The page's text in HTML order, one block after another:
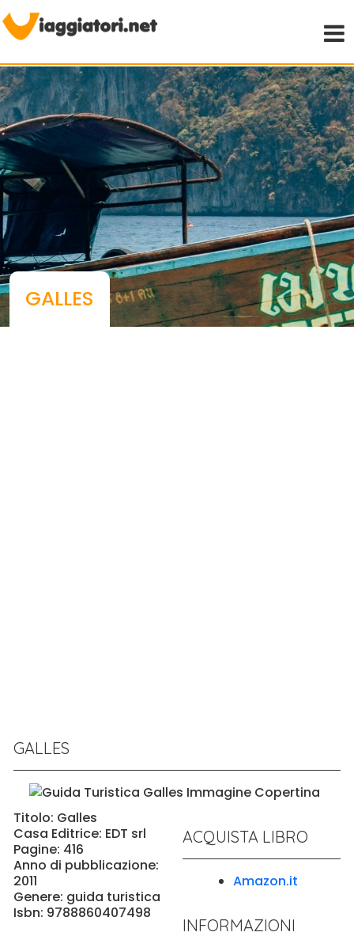
GALLES
GALLES
ACQUISTA LIBRO
Amazon.it
INFORMAZIONI
Titolo: Galles
Casa Editrice: EDT srl
Pagine: 416
Anno di pubblicazione:
2011
Genere: guida turistica
Isbn: 9788860407498